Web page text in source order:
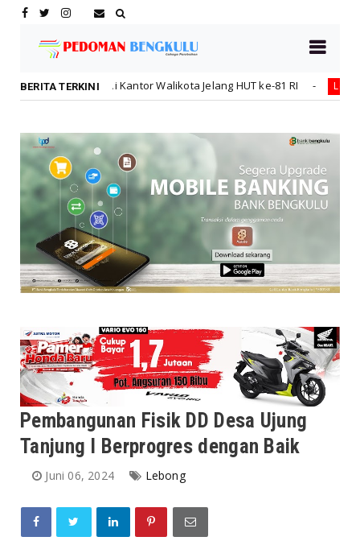
BERITA TERKINI
Walikota Jelang HUT ke-81 RI Lebong Rakor Sinergitas
Pembangunan Fisik DD Desa Ujung
Tanjung I Berprogres dengan Baik
Juni 06, 2024 Lebong